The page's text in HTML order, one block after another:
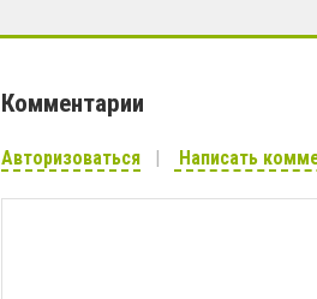
Комментарии
Авторизоваться Написать